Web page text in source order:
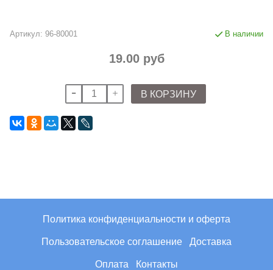
Артикул: 96-80001 В наличии
19.00 руб
В КОРЗИНУ
Политика конфиденциальности и оферта
Пользовательское соглашение Доставка
Оплата Контакты